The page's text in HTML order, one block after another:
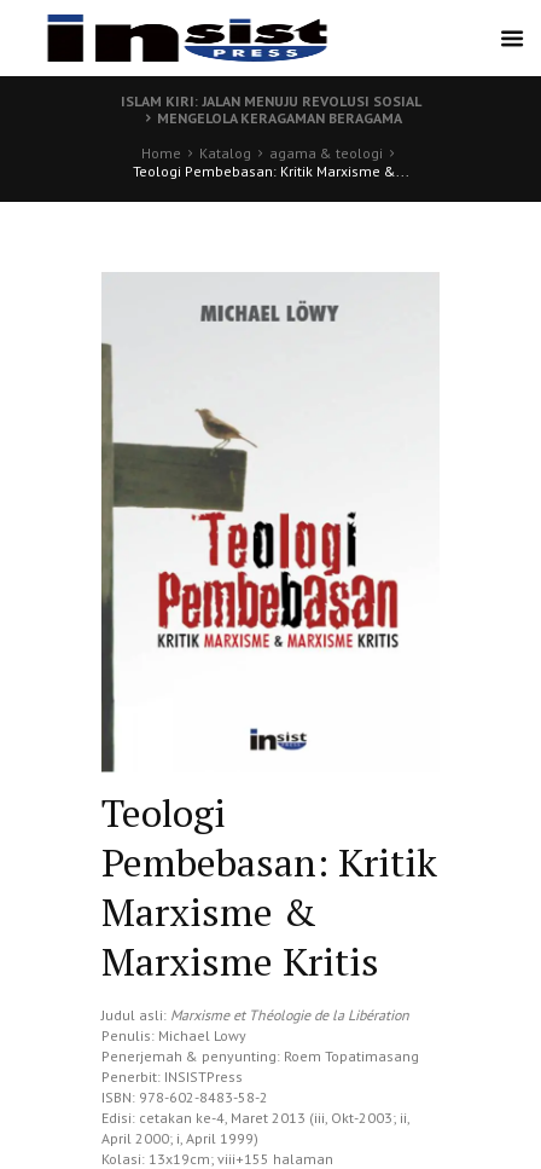
ISLAM KIRI: JALAN MENUJU REVOLUSI SOSIAL
MENGELOLA KERAGAMAN BERAGAMA
Home
Katalog
agama & teologi
Teologi Pembebasan: Kritik Marxisme &...
Teologi
Pembebasan: Kritik
Marxisme &
Marxisme Kritis
Judul asli: Marxisme et Théologie de la Libération
Penulis: Michael Lowy
Penerjemah & penyunting: Roem Topatimasang
Penerbit: INSISTPress
ISBN: 978-602-8483-58-2
Edisi: cetakan ke-4, Maret 2013 (iii, Okt-2003; ii,
April 2000; i, April 1999)
Kolasi: 13x19cm; viii+155 halaman